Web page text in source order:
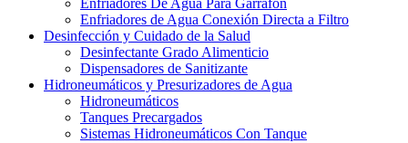
Enfriadores De Agua Para Garrafón
Enfriadores de Agua Conexión Directa a Filtro
Desinfección y Cuidado de la Salud
Desinfectante Grado Alimenticio
Dispensadores de Sanitizante
Hidroneumáticos y Presurizadores de Agua
Hidroneumáticos
Tanques Precargados
Sistemas Hidroneumáticos Con Tanque